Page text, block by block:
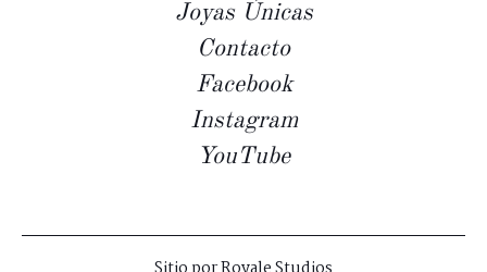
Joyas Únicas
Contacto
Facebook
Instagram
YouTube